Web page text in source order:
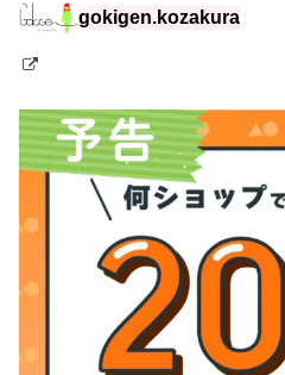
gokigen.kozakura